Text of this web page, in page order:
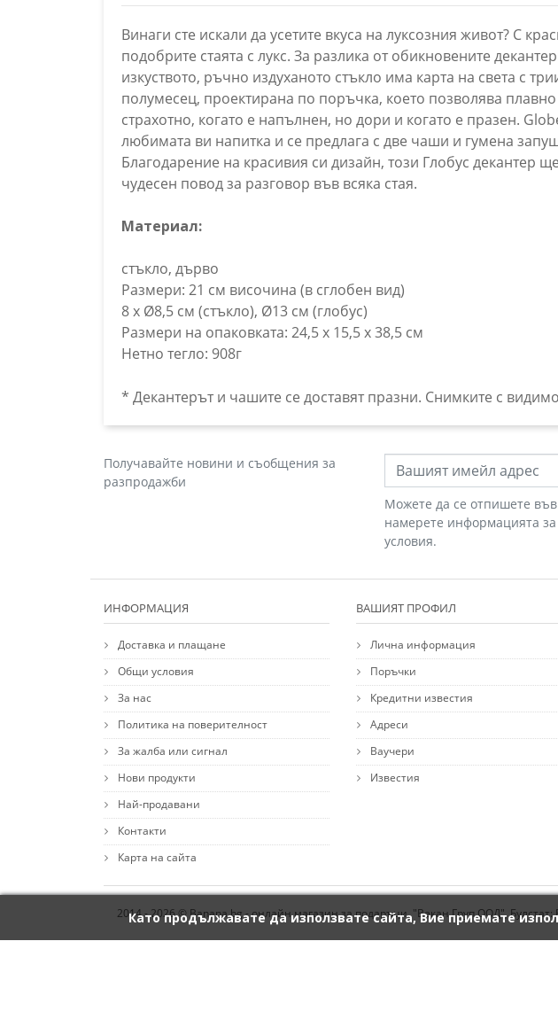
Като продължавате да използвате сайта, Вие приемате
Винаги сте искали да усетите вкуса на луксозния живот? С
подобрите стаята с лукс. За разлика от обикновените
изкуството, ръчно издуханото стъкло има карта на света с
полумесец, проектирана по поръчка, което позволява
страхотно, когато е напълнен, но дори и когато е празен.
любимата ви напитка и се предлага с две чаши и гумена
Благодарение на красивия си дизайн, този Глобус декантер
чудесен повод за разговор във всяка стая.
Материал:
стъкло, дърво
Размери: 21 см височина (в сглобен вид)
8 x Ø8,5 см (стъкло), Ø13 см (глобус)
Размери на опаковката: 24,5 х 15,5 х 38,5 см
Нетно тегло: 908г
* Декантерът и чашите се доставят празни. Снимките с
Получавайте новини и съобщения за
разпродажби
Можете да се отпишете
намерете информацията за
условия.
ИНФОРМАЦИЯ
Доставка и плащане
Общи условия
За нас
Политика на поверителност
За жалба или сигнал
Нови продукти
Най-продавани
Контакти
Карта на сайта
ВАШИЯТ ПРОФИЛ
Лична информация
Поръчки
Кредитни известия
Адреси
Ваучери
Известия
2014 - 2026 © Banana.bg - онлайн магазин за подаръци. "Векан Груп ООД", Булстат: